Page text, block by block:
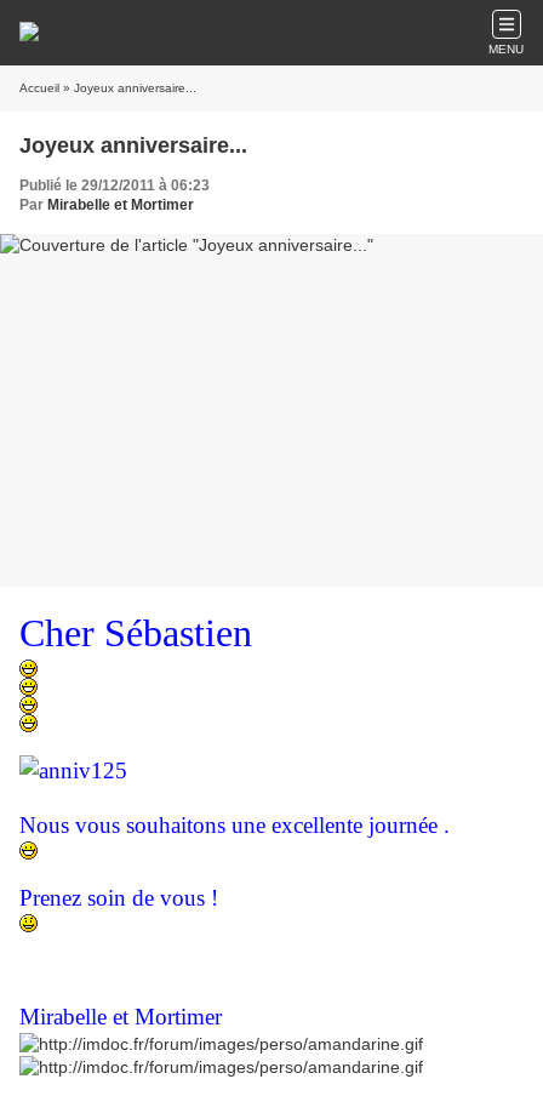
MENU
Accueil » Joyeux anniversaire...
Joyeux anniversaire...
Publié le 29/12/2011 à 06:23
Par Mirabelle et Mortimer
Cher Sébastien
Nous vous souhaitons une excellente journée .
Prenez soin de vous !
Mirabelle et Mortimer